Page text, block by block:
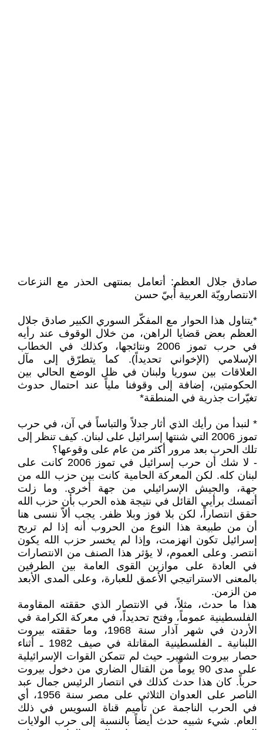
صادق جلال العظم: أتعامل بمنتهى الحذر مع النزعات
الانتصارويّة العربية أُبيّ حسن
*يتناول هذا الحوار مع المفكّر السوري الكبير صادق جلال
العظم بعض قضايا الراهن، من خلال الوقوف عند رأيه
في حرب تموز 2006 ونتائجها، وكذلك في الخطاب
الإسلامي (الإخواني تحديداً). كما يتطرّق إلى مآل
العلاقات بين سوريا ولبنان في ظل الوضع الحالي بين
الحكومتين، إضافة إلى وقوفنا ملياً عند احتمال حدوث
تغيّرات جذرية في المنطقة*
* لنبدأ من رأيك الذي أثار جدلاً والتباساً في آن، في حرب
تموز 2006 التي شنتها إسرائيل على لبنان. كيف تنظر إلى
تلك الحرب بعد مرور أكثر من عام على وقوعها؟
- لا شك أن حرب إسرائيل في تموز 2006 كانت على
لبنان كله. لكن المعركة الحامية كانت بين حزب الله من
جهة، والجيش الإسرائيلي من جهة أخرى. وما زلت
أتمسك برأيي القائل في نتيجة هذه الحرب بأن حزب الله
حقق انتصاراً، لكن بلا فوز وبلا ظفر. يجب ألاّ ننسى هنا
أن من طبيعة هذا النوع من الحروب أنه إذا لم تربح
إسرائيل تكون انهزمت، وإذا لم يخسر حزب الله يكون
انتصر. وعلى العموم، لا يؤثر هذا الصنف من الانتصارات
في العادة على موازين القوى العامة بين الطرفين
بالمعنى الاستراتيجي الأعمق للعبارة، وعلى المدى الأبعد
من الزمن.
هذا ما حدث، مثلاً، في الانتصار الذي حققته المقاومة
الفلسطينية عموماً، وفتح تحديداً، في معركة الكرامة في
الأردن في شهر آذار سنة 1968، وما حققته بيروت
اللبنانية ـ الفلسطينية المقاتلة في صيف 1982 ـ أثناء
حصار بيروت الشهيرـ حيث لم تتمكن القوات الإسرائيلية
على مدى 90 يوماً من القتال الضاري من دخول بيروت
حرباً. كان هذا حدث كذلك في انتصار الرئيس جمال عبد
الناصر على العدوان الثلاثي على مصر سنة 1956، أي
في الحرب الناجمة عن تأميم قناة السويس في ذلك
العام. شيء شبيه حدث أيضاً بالنسبة إلى حرب الولايات